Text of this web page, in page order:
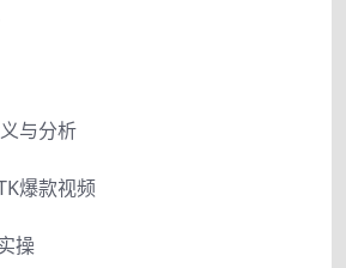
与分析
爆款视频
操